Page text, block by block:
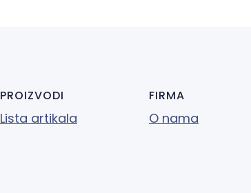
PROIZVODI
Lista artikala
FIRMA
O nama